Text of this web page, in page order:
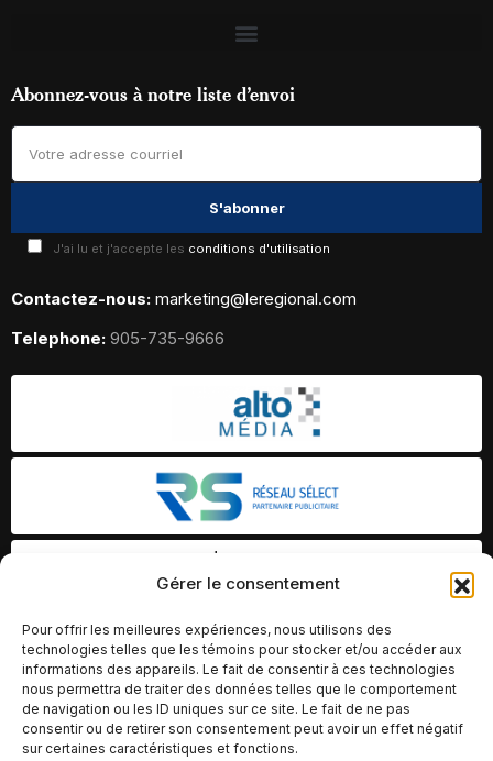
Gérer le consentement
Pour offrir les meilleures expériences, nous utilisons des
technologies telles que les témoins pour stocker et/ou accéder aux
informations des appareils. Le fait de consentir à ces technologies
nous permettra de traiter des données telles que le comportement
de navigation ou les ID uniques sur ce site. Le fait de ne pas
consentir ou de retirer son consentement peut avoir un effet négatif
sur certaines caractéristiques et fonctions.
Abonnez-vous à notre liste d’envoi
J'ai lu et j'accepte les conditions d'utilisation
Contactez-nous: marketing@leregional.com
Telephone: 905-735-9666